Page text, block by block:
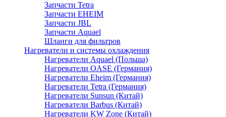
Запчасти Tetra
Запчасти EHEIM
Запчасти JBL
Запчасти Aquael
Шланги для фильтров
Нагреватели и системы охлаждения
Нагреватели Aquael (Польша)
Нагреватели OASE (Германия)
Нагреватели Eheim (Германия)
Нагреватели Tetra (Германия)
Нагреватели Sunsun (Китай)
Нагреватели Barbus (Китай)
Нагреватели KW Zone (Китай)